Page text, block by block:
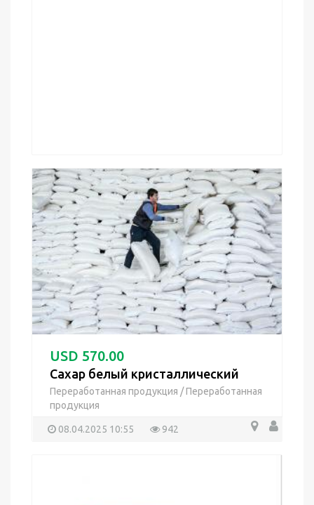
USD 570.00
Сахар белый кристаллический
Переработанная продукция /Переработанная
продукция
08.04.2025 10:55 942